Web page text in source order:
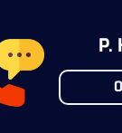
P.